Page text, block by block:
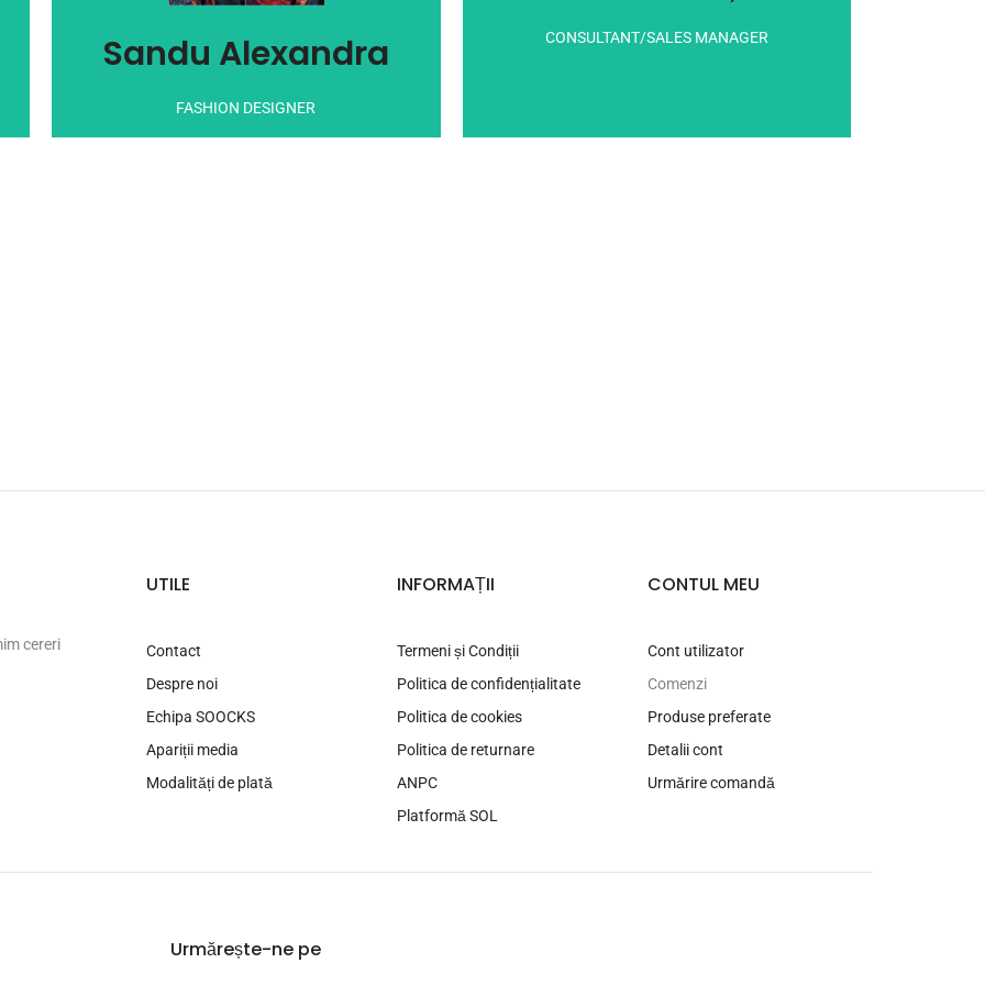
Sandu Alexandra
FASHION DESIGNER
Mamă a doi copii, băiat și fată, băiat mic și fată
capricioși.
CONSULTANT/SALES MANAGER
Tată și antreprenor cu o experiență de peste 20 de ani
cereri
UTILE
Contact
Despre noi
Echipa SOOCKS
Apariții media
Modalități de plată
INFORMAȚII
Termeni și Condiții
Politica de confidențialitate
Politica de cookies
Politica de returnare
ANPC
Platformă SOL
CONTUL MEU
Cont utilizator
Comenzi
Produse preferate
Detalii cont
Urmărire comandă
Urmărește-ne pe